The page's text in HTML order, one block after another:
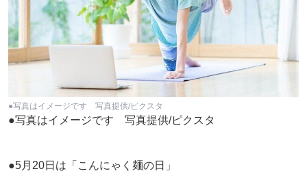
●写真はイメージです 写真提供/ピクスタ
●写真はイメージです 写真提供/ピクスタ
●5月20日は「こんにゃく麺の日」